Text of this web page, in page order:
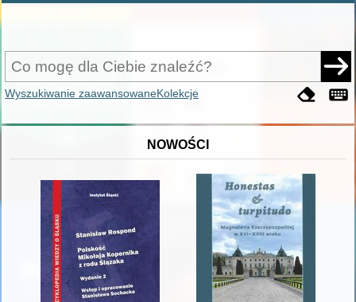
Wyszukiwanie zaawansowaneKolekcje
NOWOŚCI